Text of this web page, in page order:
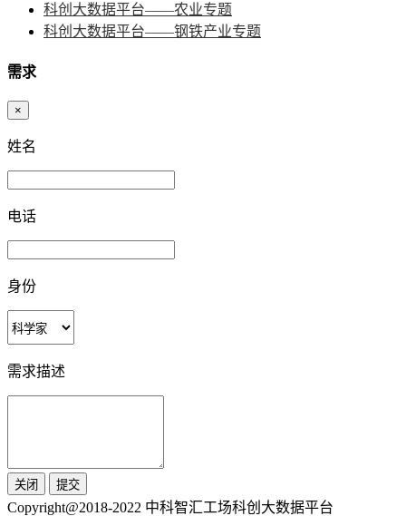
科创大数据平台——农业专题
科创大数据平台——钢铁产业专题
需求
×
姓名
电话
身份
需求描述
关闭 提交
Copyright@2018-2022 中科智汇工场科创大数据平台